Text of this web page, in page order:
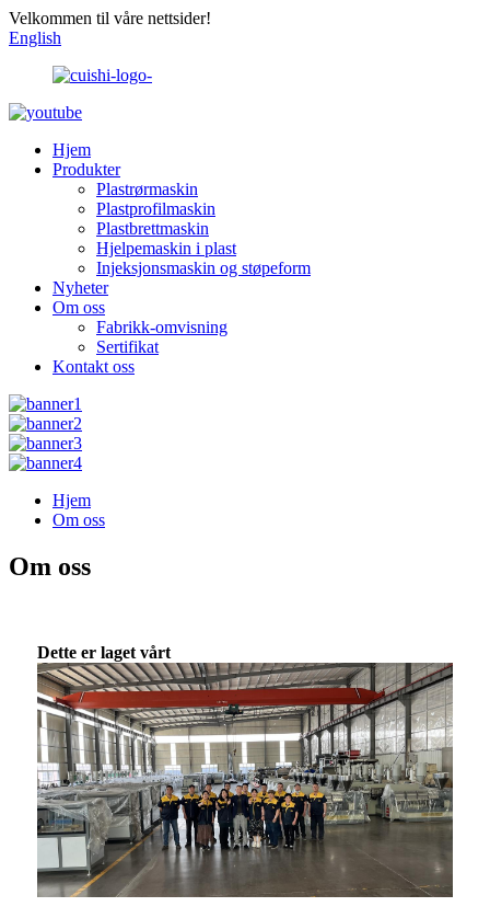
Velkommen til våre nettsider!
English
Hjem
Produkter
Plastrørmaskin
Plastprofilmaskin
Plastbrettmaskin
Hjelpemaskin i plast
Injeksjonsmaskin og støpeform
Nyheter
Om oss
Fabrikk-omvisning
Sertifikat
Kontakt oss
Hjem
Om oss
Om oss
Dette er laget vårt